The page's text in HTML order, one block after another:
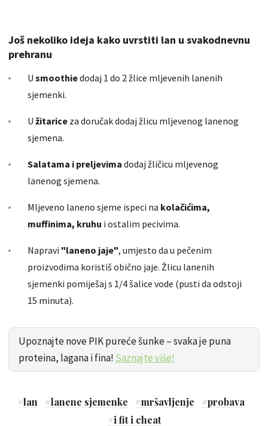
Još nekoliko ideja kako uvrstiti lan u svakodnevnu
prehranu
U smoothiedodaj 1 do 2 žlice mljevenih lanenih
sjemenki.
U žitarice za doručak dodaj žlicu mljevenog lanenog
sjemena.
Salatama i preljevima dodaj žličicu mljevenog
lanenog sjemena.
Mljeveno laneno sjeme ispeci na kolačićima,
muffinima, kruhu i ostalim pecivima.
Napravi "laneno jaje", umjesto da u pečenim
proizvodima koristiš obično jaje. Žlicu lanenih
sjemenki pomiješaj s 1/4 šalice vode (pusti da odstoji
15 minuta).
Upoznajte nove PIK pureće šunke – svaka je puna
proteina, lagana i fina! Saznajte više!
#lan #lanene sjemenke #mršavljenje #probava
#i fit i cheat